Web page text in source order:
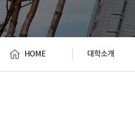
HOME 대학소개